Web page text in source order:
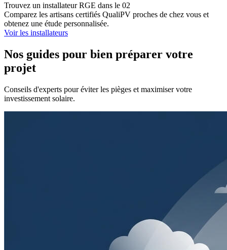
Trouvez un installateur RGE dans le 02
Comparez les artisans certifiés QualiPV proches de chez vous et
obtenez une étude personnalisée.
Voir les installateurs
Nos guides pour bien préparer votre
projet
Conseils d'experts pour éviter les pièges et maximiser votre
investissement solaire.